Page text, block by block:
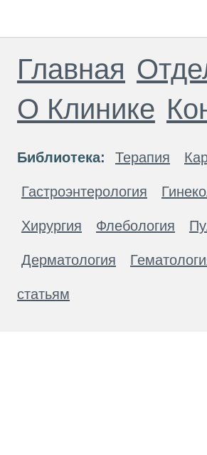
Главная
О Клинике
Библиотека: Терапия
Гастроэнтерология
Хирургия Флебология
Дерматология
статьям